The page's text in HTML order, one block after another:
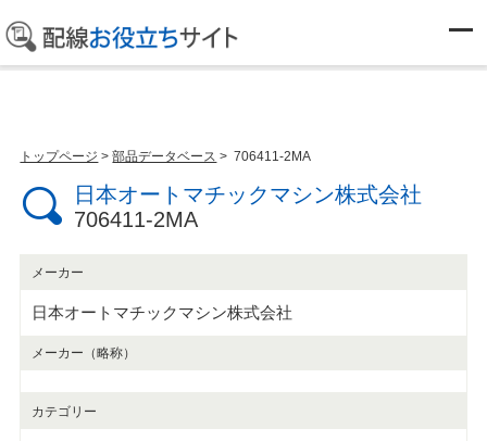
部品データベース
トップページ >部品データベース > 706411-2MA
日本オートマチックマシン株式会社
706411-2MA
メーカー
日本オートマチックマシン株式会社
メーカー（略称）
カテゴリー